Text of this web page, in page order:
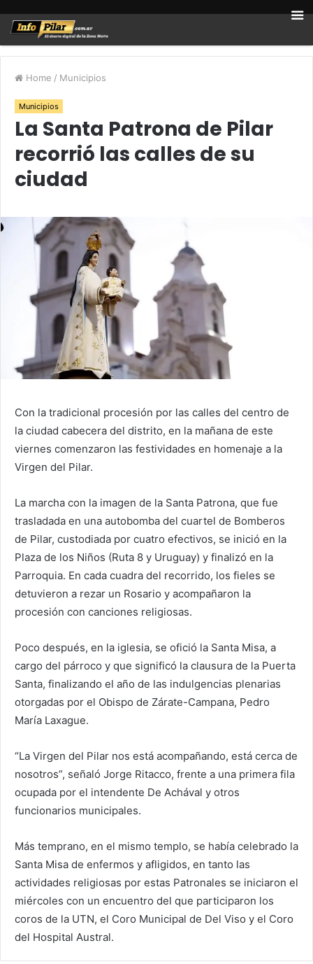
Home / Municipios
Municipios
La Santa Patrona de Pilar
recorrió las calles de su
ciudad
Con la tradicional procesión por las calles del centro de
la ciudad cabecera del distrito, en la mañana de este
viernes comenzaron las festividades en homenaje a la
Virgen del Pilar.
La marcha con la imagen de la Santa Patrona, que fue
trasladada en una autobomba del cuartel de Bomberos
de Pilar, custodiada por cuatro efectivos, se inició en la
Plaza de los Niños (Ruta 8 y Uruguay) y finalizó en la
Parroquia. En cada cuadra del recorrido, los fieles se
detuvieron a rezar un Rosario y acompañaron la
procesión con canciones religiosas.
Poco después, en la iglesia, se ofició la Santa Misa, a
cargo del párroco y que significó la clausura de la Puerta
Santa, finalizando el año de las indulgencias plenarias
otorgadas por el Obispo de Zárate-Campana, Pedro
María Laxague.
“La Virgen del Pilar nos está acompañando, está cerca de
nosotros”, señaló Jorge Ritacco, frente a una primera fila
ocupada por el intendente De Achával y otros
funcionarios municipales.
Más temprano, en el mismo templo, se había celebrado la
Santa Misa de enfermos y afligidos, en tanto las
actividades religiosas por estas Patronales se iniciaron el
miércoles con un encuentro del que participaron los
coros de la UTN, el Coro Municipal de Del Viso y el Coro
del Hospital Austral.